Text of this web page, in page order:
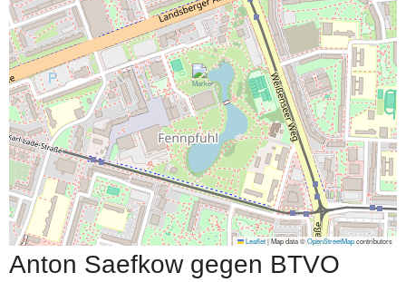
Leaflet|Map data ©OpenStreetMapcontributors
Anton Saefkow gegen BTVO